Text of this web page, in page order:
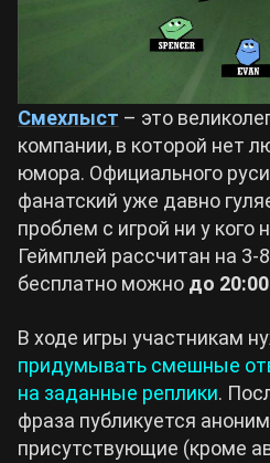
Смехлыст – это
компании, в которой нет
юмора. Официального
фанатский уже давно
проблем с игрой ни у кого
Геймплей рассчитан на 3-
бесплатно можно до
В ходе игры участникам
придумывать смешные
на заданные реплики.
фраза публикуется
присутствующие (кроме